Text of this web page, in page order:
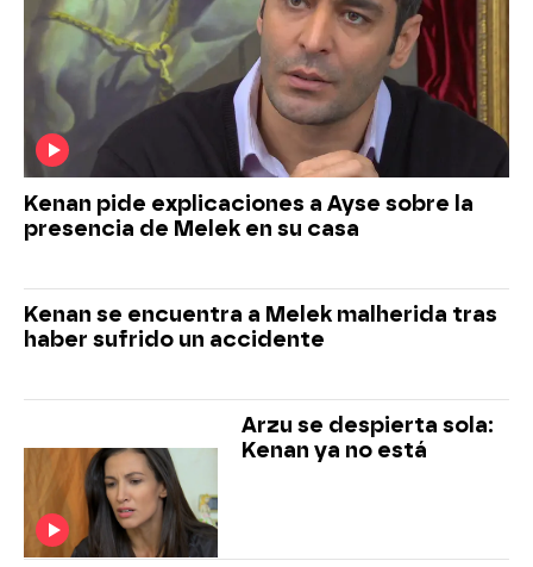
Kenan pide explicaciones a Ayse sobre la
presencia de Melek en su casa
Kenan se encuentra a Melek malherida tras
haber sufrido un accidente
Arzu se despierta sola:
Kenan ya no está